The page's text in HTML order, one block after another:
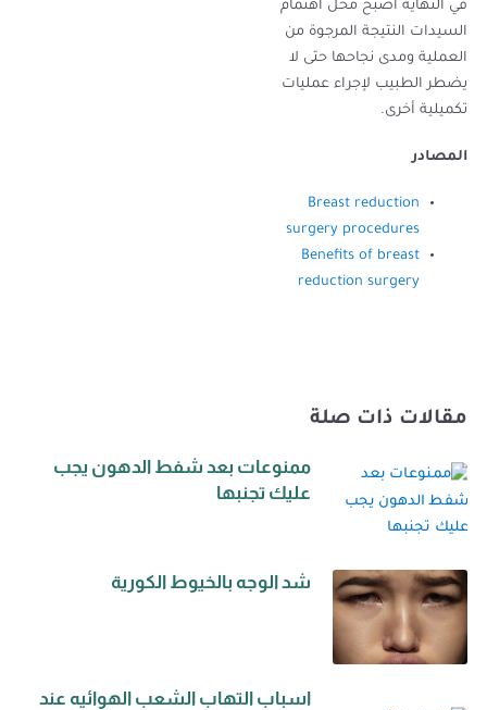
في النهاية أصبح محل اهتمام
السيدات النتيجة المرجوة من
العملية ومدى نجاحها حتى لا
يضطر الطبيب لإجراء عمليات
تكميلية أخرى.
المصادر
Breast reduction
surgery procedures
Benefits of breast
reduction surgery
مقالات ذات صلة
ممنوعات بعد شفط الدهون يجب
عليك تجنبها
شد الوجه بالخيوط الكورية
اسباب التهاب الشعب الهوائيه عند